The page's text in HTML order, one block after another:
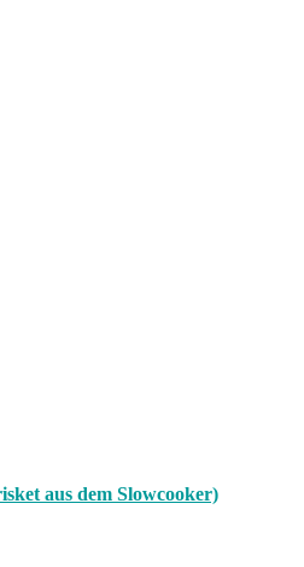
aus dem Slowcooker)